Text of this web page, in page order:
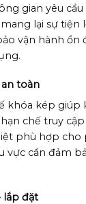
gian yêu cầu
lại sự tiện
vận hành ổn
toàn
khóa kép giúp
chế truy
phù hợp cho
vực cần đảm
lắp đặt